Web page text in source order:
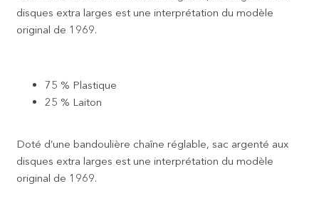
disques extra larges est une interprétation du modèle
original de 1969.
75 % Plastique
25 % Laiton
Doté d’une bandoulière chaîne réglable, sac argenté aux
disques extra larges est une interprétation du modèle
original de 1969.